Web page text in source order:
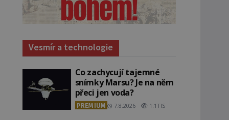
Vesmír a technologie
Co zachycují tajemné
snímky Marsu? Je na něm
přeci jen voda?
PREMIUM 7.8.2026 1.1TIS